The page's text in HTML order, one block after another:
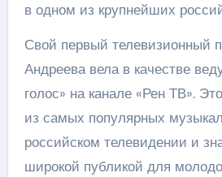
в одном из крупнейших
Свой первый телевизионный
Андреева вела в качестве
голос» на канале «Рен ТВ».
из самых популярных
российском телевидении и
широкой публикой для